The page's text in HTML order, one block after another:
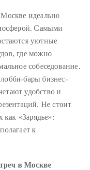
идеально
Самыми
уютные
где можно
собеседование.
бары бизнес-
удобство и
Не стоит
как «Зарядье»:
к
в Москве